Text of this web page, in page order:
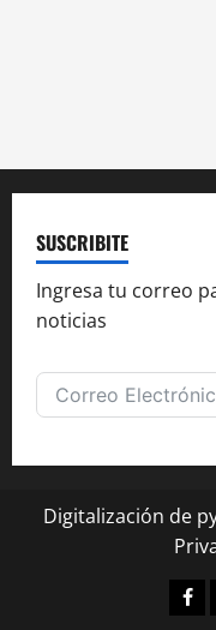
SUSCRIBITE
Ingresa tu correo
noticias
Digitalización de